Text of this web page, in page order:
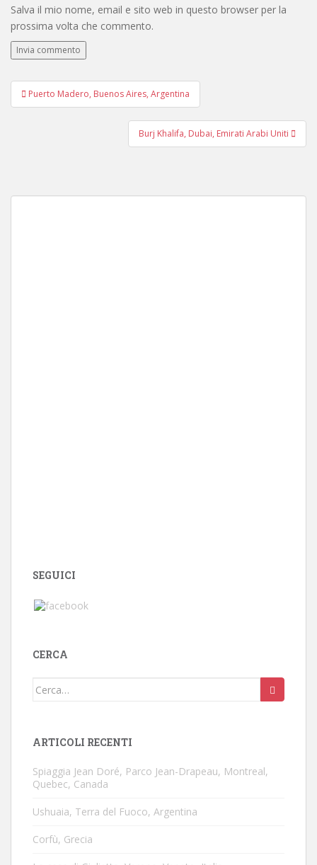
Salva il mio nome, email e sito web in questo browser per la
prossima volta che commento.
Navigazione
articoli
Puerto Madero, Buenos Aires, Argentina
Burj Khalifa, Dubai, Emirati Arabi Uniti
SEGUICI
CERCA
Cerca:
ARTICOLI RECENTI
Spiaggia Jean Doré, Parco Jean-Drapeau, Montreal,
Quebec, Canada
Ushuaia, Terra del Fuoco, Argentina
Corfù, Grecia